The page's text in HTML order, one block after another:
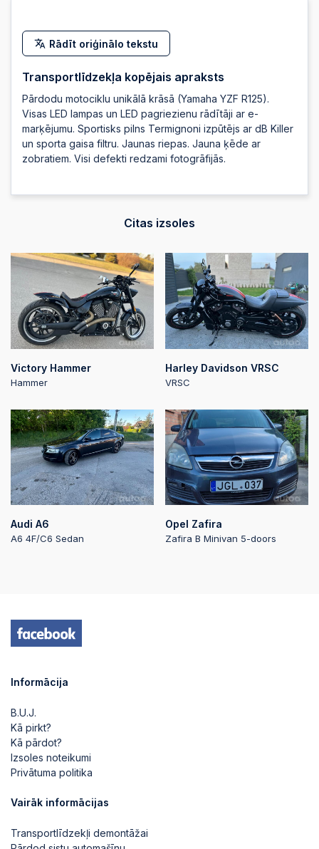
Rādīt oriģinālo tekstu
Transportlīdzekļa kopējais apraksts
Pārdodu motociklu unikālā krāsā (Yamaha YZF R125).
Visas LED lampas un LED pagriezienu rādītāji ar e-
marķējumu. Sportisks pilns Termignoni izpūtējs ar dB Killer
un sporta gaisa filtru. Jaunas riepas. Jauna ķēde ar
zobratiem. Visi defekti redzami fotogrāfijās.
Citas izsoles
Victory Hammer
Hammer
Harley Davidson VRSC
VRSC
Audi A6
A6 4F/C6 Sedan
Opel Zafira
Zafira B Minivan 5-doors
Informācija
B.U.J.
Kā pirkt?
Kā pārdot?
Izsoles noteikumi
Privātuma politika
Vairāk informācijas
Transportlīdzekļi demontāžai